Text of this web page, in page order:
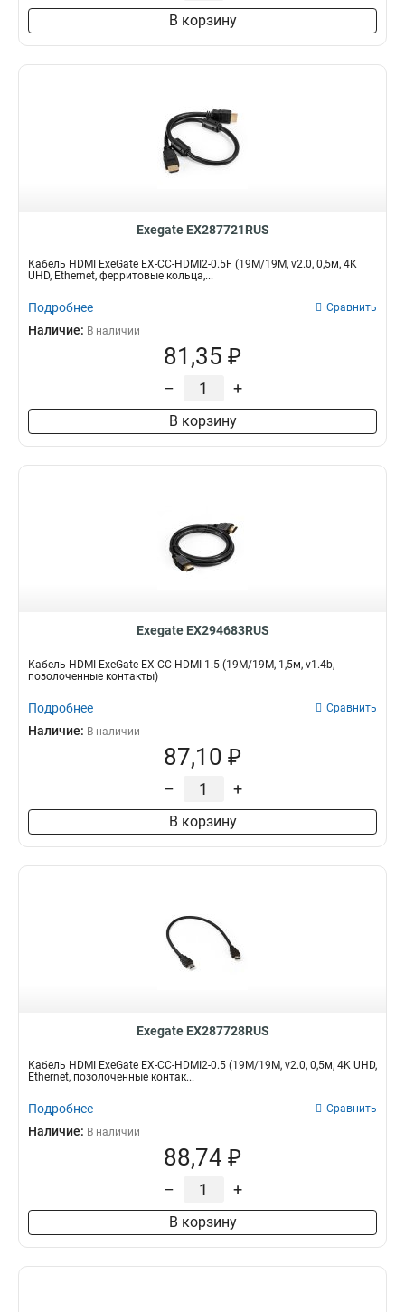
В корзину
Exegate EX287721RUS
Кабель HDMI ExeGate EX-CC-HDMI2-0.5F (19M/19M, v2.0, 0,5м, 4K
UHD, Ethernet, ферритовые кольца,...
Подробнее Сравнить
Наличие: В наличии
81,35 ₽
– +
В корзину
Exegate EX294683RUS
Кабель HDMI ExeGate EX-CC-HDMI-1.5 (19M/19M, 1,5м, v1.4b,
позолоченные контакты)
Подробнее Сравнить
Наличие: В наличии
87,10 ₽
– +
В корзину
Exegate EX287728RUS
Кабель HDMI ExeGate EX-CC-HDMI2-0.5 (19M/19M, v2.0, 0,5м, 4K UHD,
Ethernet, позолоченные контак...
Подробнее Сравнить
Наличие: В наличии
88,74 ₽
– +
В корзину